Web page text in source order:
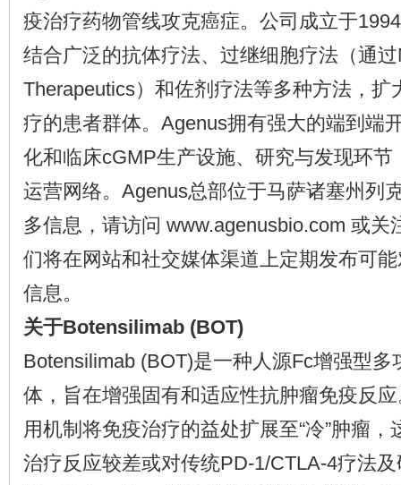
疫治疗药物管线攻克癌症。公司成立于
结合广泛的抗体疗法、过继细胞疗法（通
Therapeutics）和佐剂疗法等多种方法，扩
疗的患者群体。Agenus拥有强大的端到端
化和临床cGMP生产设施、研究与发现环节
运营网络。Agenus总部位于马萨诸塞州列
多信息，请访问 www.agenusbio.com 或关
们将在网站和社交媒体渠道上定期发布可
信息。
关于Botensilimab (BOT)
Botensilimab (BOT)是一种人源Fc增强型多
体，旨在增强固有和适应性抗肿瘤免疫反
用机制将免疫治疗的益处扩展至“冷”肿瘤
治疗反应较差或对传统PD-1/CTLA-4疗法